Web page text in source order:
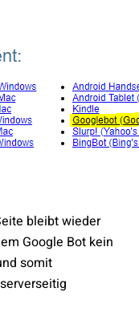
bleibt wieder
Google Bot kein
somit